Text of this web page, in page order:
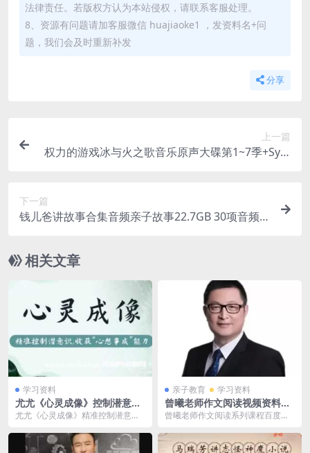
法律责任。若版权方认为本站侵权，请联系客服处理。
8、资源有问题请加客服微信 huajiaoke1 ，发资料名+问
题，我们会及时重新补发
分享
上一篇
权力的游戏冰与火之歌音乐原声大碟第1~7季+Sym
下一篇
钱儿爸讲故事合集音频亲子故事22.7GB 30项音频
相关文章
学习资料
尤尤《心灵成像》控制潜意识
视频学习资料[MP4/9.64 GB]
尤尤《心灵成像》精准控制潜意
频格式，文件大小9...
亲子教育 学习资料
曾曦老师作文阅读视频资料百
度网盘下载MP4/14GB
曾曦老师作文阅读系列课程百度云
为MP4，资源大小...